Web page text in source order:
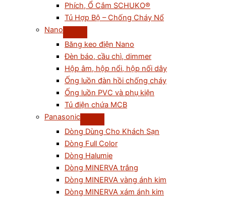
Phích, Ổ Cắm SCHUKO®
Tủ Hợp Bộ – Chống Cháy Nổ
Nano
Băng keo điện Nano
Đèn báo, cầu chì, dimmer
Hộp âm, hộp nổi, hộp nối dây
Ống luồn đàn hồi chống cháy
Ống luồn PVC và phụ kiện
Tủ điện chứa MCB
Panasonic
Dòng Dùng Cho Khách Sạn
Dòng Full Color
Dòng Halumie
Dòng MINERVA trắng
Dòng MINERVA vàng ánh kim
Dòng MINERVA xám ánh kim